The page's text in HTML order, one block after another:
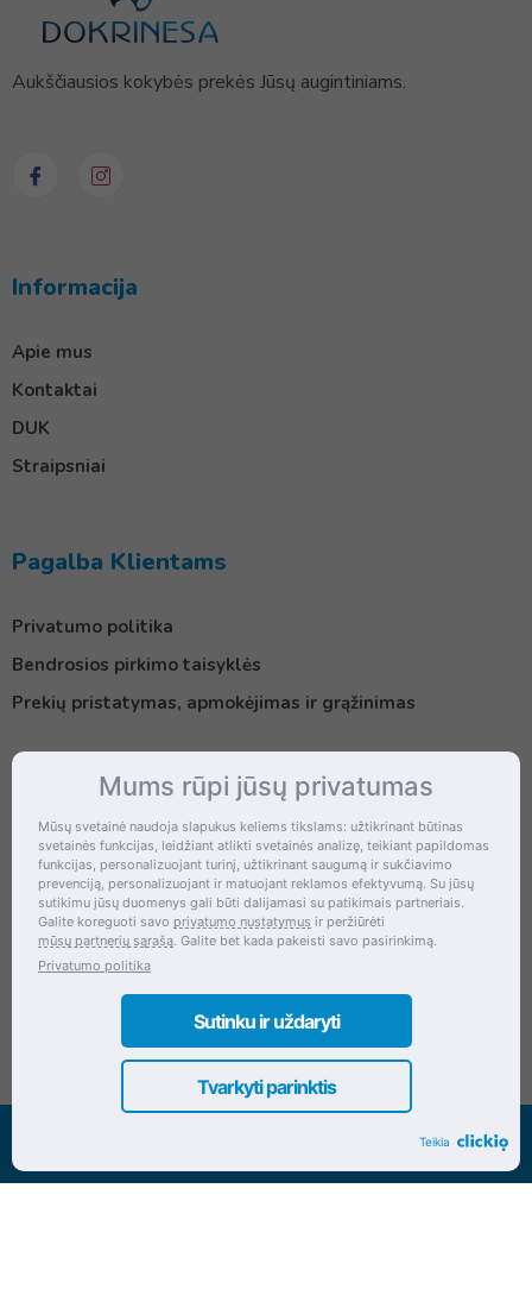
Aukščiausios kokybės prekės Jūsų augintiniams.
Informacija
Apie mus
Kontaktai
DUK
Straipsniai
Pagalba Klientams
Privatumo politika
Bendrosios pirkimo taisyklės
Prekių pristatymas, apmokėjimas ir grąžinimas
Kontaktai
Šventupės g. 28, Kaunas, Lietuva
+370 (672) 27 650
info@dokrinesa.lt
MB PETHOMEPEOPLE
Įmonės kodas: 305695822
Visos teisės saugomos www.dokrinesa.lt
Mums rūpi jūsų privatumas
Mūsų svetainė naudoja slapukus keliems tikslams: užtikrinant būtinas
svetainės funkcijas, leidžiant atlikti svetainės analizę, teikiant papildomas
funkcijas, personalizuojant turinį, užtikrinant saugumą ir sukčiavimo
prevenciją, personalizuojant ir matuojant reklamos efektyvumą. Su jūsų
sutikimu jūsų duomenys gali būti dalijamasi su patikimais partneriais.
Galite koreguoti savo privatumo nustatymus ir peržiūrėti
mūsų partnerių sąrašą. Galite bet kada pakeisti savo pasirinkimą.
Privatumo politika
Tvarkyti parinktis
Sutinku ir uždaryti
Teikia